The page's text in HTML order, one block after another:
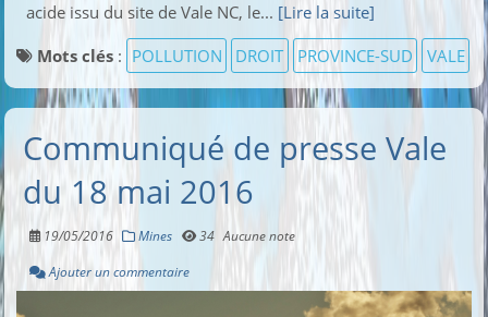
acide issu du site de Vale NC, le... [Lire la suite]
Mots clés : POLLUTION DROIT PROVINCE-SUD VALE
Communiqué de presse Vale
du 18 mai 2016
19/05/2016 Mines 34 Aucune note
Ajouter un commentaire